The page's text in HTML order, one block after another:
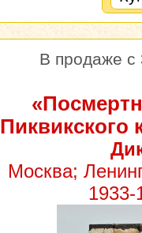
В продаже
Пиквикского
Москва;
1933-